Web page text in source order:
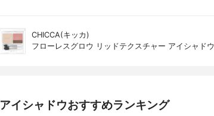
CHICCA(キッカ)
フローレスグロウ リッドテクスチャー アイシャドウ
アイシャドウおすすめランキング